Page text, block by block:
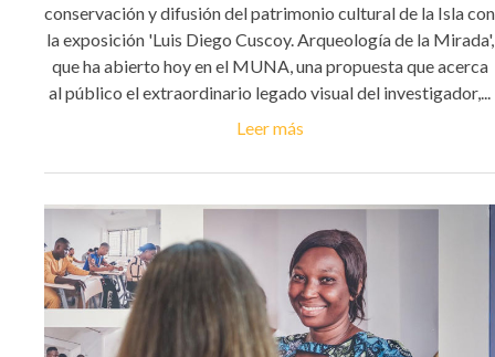
conservación y difusión del patrimonio cultural de la Isla con
la exposición 'Luis Diego Cuscoy. Arqueología de la Mirada',
que ha abierto hoy en el MUNA, una propuesta que acerca
al público el extraordinario legado visual del investigador,...
Leer más